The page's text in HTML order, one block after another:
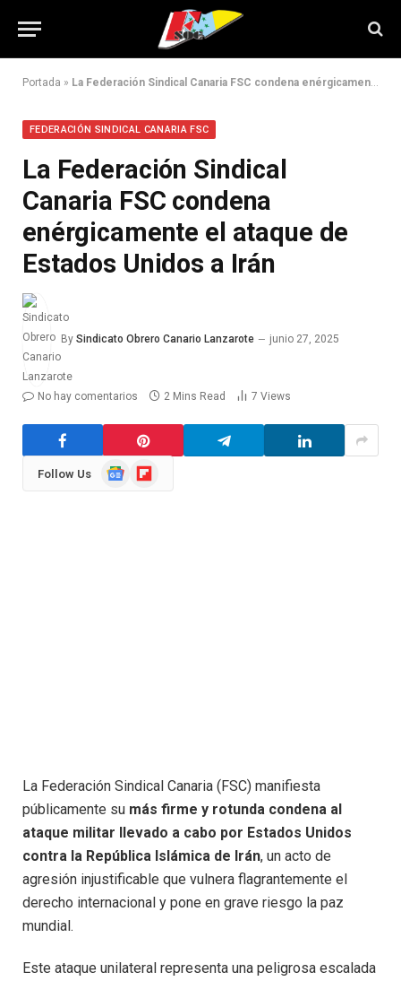
Portada » La Federación Sindical Canaria FSC condena enérgicamente el ataque de Estados Unidos a Irán
FEDERACIÓN SINDICAL CANARIA FSC
La Federación Sindical
Canaria FSC condena
enérgicamente el ataque de
Estados Unidos a Irán
By Sindicato Obrero Canario Lanzarote junio 27, 2025
No hay comentarios 2 Mins Read 7 Views
Follow Us
GoogleFlipboard
La Federación Sindical Canaria (FSC) manifiesta
públicamente su más firme y rotunda condena al
ataque militar llevado a cabo por Estados Unidos
contra la República Islámica de Irán, un acto de
agresión injustificable que vulnera flagrantemente el
derecho internacional y pone en grave riesgo la paz
mundial.
Este ataque unilateral representa una peligrosa escalada